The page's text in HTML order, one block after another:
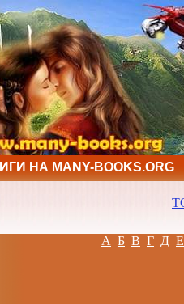
НА MANY-BOOKS.ORG
А Б В Г Д Е